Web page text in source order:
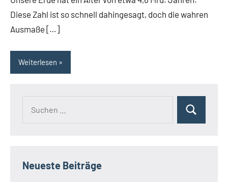
Diese Zahl ist so schnell dahingesagt, doch die wahren
Ausmaße […]
Weiterlesen
Suchen
Neueste Beiträge